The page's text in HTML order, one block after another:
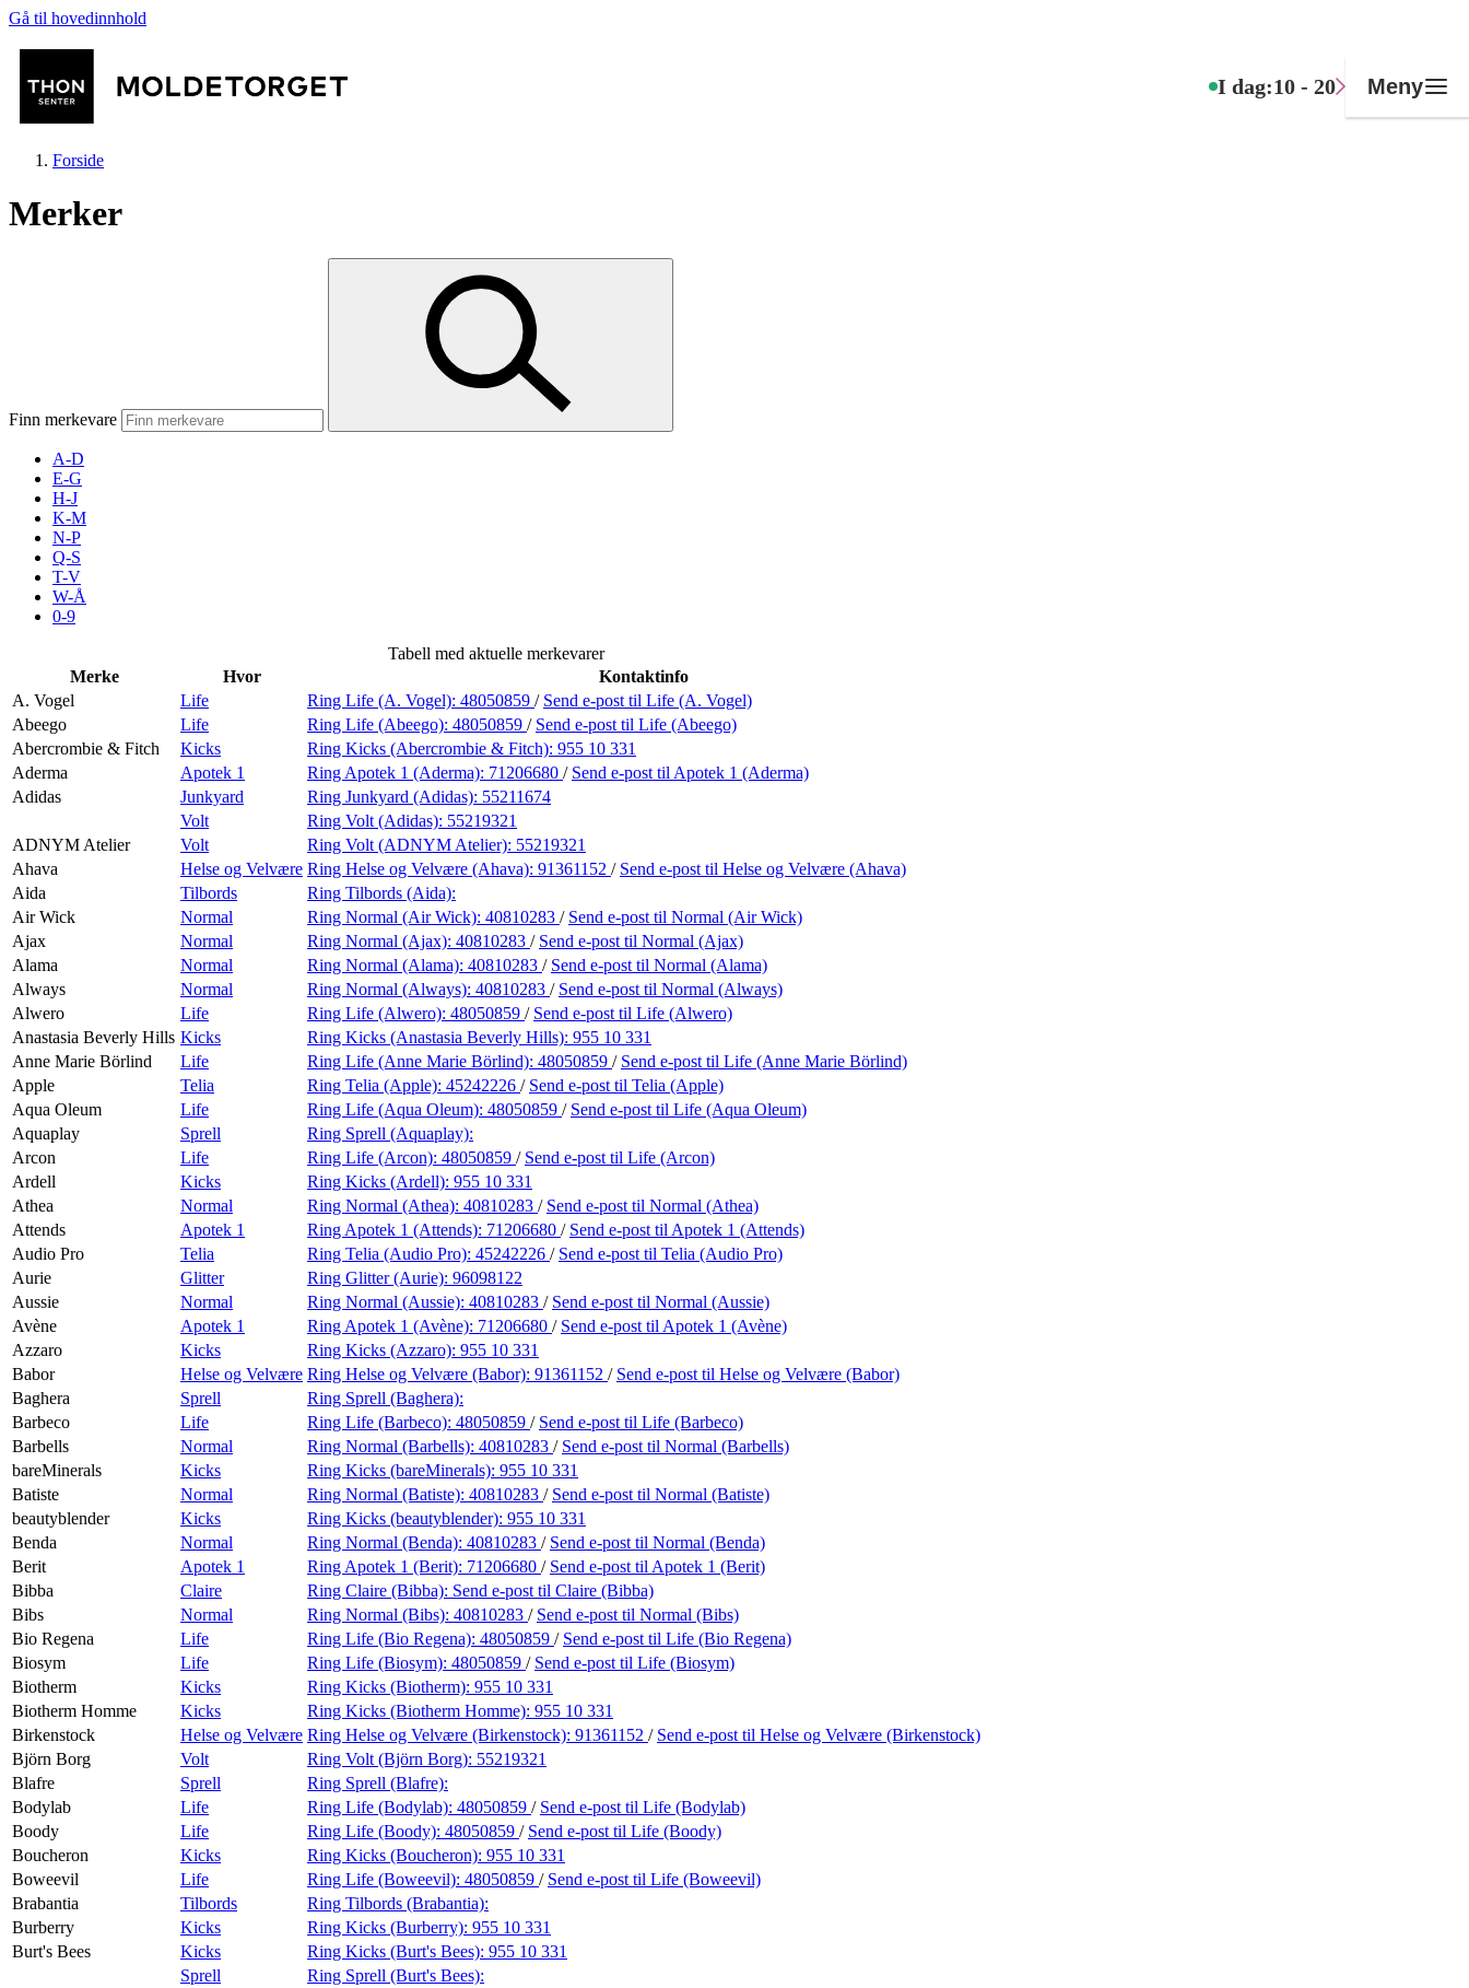
Gå til hovedinnhold
I dag:10 - 20 Meny
Aktiviteter
Åpningstider
Praktisk informasjon
Ledige stillinger
Kundeklubb
Forside
Merker
Finn merkevare
A-D
E-G
H-J
K-M
N-P
Q-S
T-V
W-Å
0-9
Tabell med aktuelle merkevarer
Merke
Hvor
Kontaktinfo
A. Vogel
Life Ring Life (A. Vogel): 48050859 / Send e-post til Life (A. Vogel)
Abeego
Life Ring Life (Abeego): 48050859 / Send e-post til Life (Abeego)
Abercrombie & Fitch
Kicks Ring Kicks (Abercrombie & Fitch): 955 10 331
Aderma
Apotek 1 Ring Apotek 1 (Aderma): 71206680 / Send e-post til Apotek 1 (Aderma)
Adidas
Junkyard Ring Junkyard (Adidas): 55211674
Volt
Ring Volt (Adidas): 55219321
ADNYM Atelier
Volt Ring Volt (ADNYM Atelier): 55219321
Ahava
Helse og Velvære Ring Helse og Velvære (Ahava): 91361152 / Send e-post til Helse og Velvære (Ahava)
Aida
Tilbords
Ring Tilbords (Aida):
Air Wick
Normal Ring Normal (Air Wick): 40810283 / Send e-post til Normal (Air Wick)
Ajax
Normal Ring Normal (Ajax): 40810283 / Send e-post til Normal (Ajax)
Alama
Normal Ring Normal (Alama): 40810283 / Send e-post til Normal (Alama)
Always
Normal Ring Normal (Always): 40810283 / Send e-post til Normal (Always)
Alwero
Life Ring Life (Alwero): 48050859 / Send e-post til Life (Alwero)
Anastasia Beverly Hills Kicks Ring Kicks (Anastasia Beverly Hills): 955 10 331
Anne Marie Börlind
Life Ring Life (Anne Marie Börlind): 48050859 / Send e-post til Life (Anne Marie Börlind)
Apple
Telia Ring Telia (Apple): 45242226 / Send e-post til Telia (Apple)
Aqua Oleum
Life Ring Life (Aqua Oleum): 48050859 / Send e-post til Life (Aqua Oleum)
Aquaplay
Sprell
Ring Sprell (Aquaplay):
Arcon
Life Ring Life (Arcon): 48050859 / Send e-post til Life (Arcon)
Ardell
Kicks Ring Kicks (Ardell): 955 10 331
Athea
Normal Ring Normal (Athea): 40810283 / Send e-post til Normal (Athea)
Attends
Apotek 1 Ring Apotek 1 (Attends): 71206680 / Send e-post til Apotek 1 (Attends)
Audio Pro
Telia Ring Telia (Audio Pro): 45242226 / Send e-post til Telia (Audio Pro)
Aurie
Glitter Ring Glitter (Aurie): 96098122
Aussie
Normal Ring Normal (Aussie): 40810283 / Send e-post til Normal (Aussie)
Avène
Apotek 1 Ring Apotek 1 (Avène): 71206680 / Send e-post til Apotek 1 (Avène)
Azzaro
Kicks Ring Kicks (Azzaro): 955 10 331
Babor
Helse og Velvære Ring Helse og Velvære (Babor): 91361152 / Send e-post til Helse og Velvære (Babor)
Baghera
Sprell
Ring Sprell (Baghera):
Barbeco
Life Ring Life (Barbeco): 48050859 / Send e-post til Life (Barbeco)
Barbells
Normal Ring Normal (Barbells): 40810283 / Send e-post til Normal (Barbells)
bareMinerals
Kicks Ring Kicks (bareMinerals): 955 10 331
Batiste
Normal Ring Normal (Batiste): 40810283 / Send e-post til Normal (Batiste)
beautyblender
Kicks Ring Kicks (beautyblender): 955 10 331
Benda
Normal Ring Normal (Benda): 40810283 / Send e-post til Normal (Benda)
Berit
Apotek 1 Ring Apotek 1 (Berit): 71206680 / Send e-post til Apotek 1 (Berit)
Bibba
Claire Ring Claire (Bibba): Send e-post til Claire (Bibba)
Bibs
Normal Ring Normal (Bibs): 40810283 / Send e-post til Normal (Bibs)
Bio Regena
Life Ring Life (Bio Regena): 48050859 / Send e-post til Life (Bio Regena)
Biosym
Life Ring Life (Biosym): 48050859 / Send e-post til Life (Biosym)
Biotherm
Kicks Ring Kicks (Biotherm): 955 10 331
Biotherm Homme
Kicks Ring Kicks (Biotherm Homme): 955 10 331
Birkenstock
Helse og Velvære Ring Helse og Velvære (Birkenstock): 91361152 / Send e-post til Helse og Velvære (Birkenstock)
Björn Borg
Volt Ring Volt (Björn Borg): 55219321
Blafre
Sprell
Ring Sprell (Blafre):
Bodylab
Life Ring Life (Bodylab): 48050859 / Send e-post til Life (Bodylab)
Boody
Life Ring Life (Boody): 48050859 / Send e-post til Life (Boody)
Boucheron
Kicks Ring Kicks (Boucheron): 955 10 331
Boweevil
Life Ring Life (Boweevil): 48050859 / Send e-post til Life (Boweevil)
Brabantia
Tilbords
Ring Tilbords (Brabantia):
Burberry
Kicks Ring Kicks (Burberry): 955 10 331
Burt's Bees
Kicks Ring Kicks (Burt's Bees): 955 10 331
Sprell
Ring Sprell (Burt's Bees):